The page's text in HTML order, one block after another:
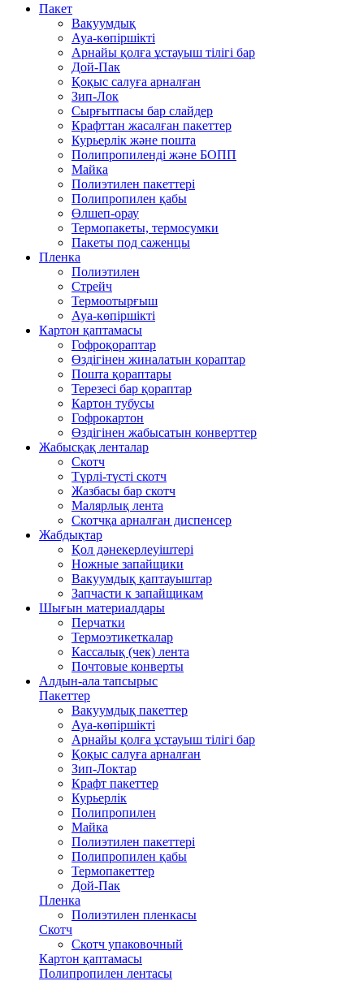
Пакет
Вакуумдық
Ауа-көпіршікті
Арнайы қолға ұстауыш тілігі бар
Дой-Пак
Қоқыс салуға арналған
Зип-Лок
Сырғытпасы бар слайдер
Крафттан жасалған пакеттер
Курьерлік және пошта
Полипропиленді және БОПП
Майка
Полиэтилен пакеттері
Полипропилен қабы
Өлшеп-орау
Термопакеты, термосумки
Пакеты под саженцы
Пленка
Полиэтилен
Стрейч
Термоотырғыш
Ауа-көпіршікті
Картон қаптамасы
Гофроқораптар
Өздігінен жиналатын қораптар
Пошта қораптары
Терезесі бар қораптар
Картон тубусы
Гофрокартон
Өздігінен жабысатын конверттер
Жабысқақ ленталар
Скотч
Түрлі-түсті скотч
Жазбасы бар скотч
Малярлық лента
Скотчқа арналған диспенсер
Жабдықтар
Қол дәнекерлеуіштері
Ножные запайщики
Вакуумдық қаптауыштар
Запчасти к запайщикам
Шығын материалдары
Перчатки
Термоэтикеткалар
Кассалық (чек) лента
Почтовые конверты
Алдын-ала тапсырыс
Пакеттер
Вакуумдық пакеттер
Ауа-көпіршікті
Арнайы қолға ұстауыш тілігі бар
Қоқыс салуға арналған
Зип-Локтар
Крафт пакеттер
Курьерлік
Полипропилен
Майка
Полиэтилен пакеттері
Полипропилен қабы
Термопакеттер
Дой-Пак
Пленка
Полиэтилен пленкасы
Скотч
Скотч упаковочный
Картон қаптамасы
Полипропилен лентасы